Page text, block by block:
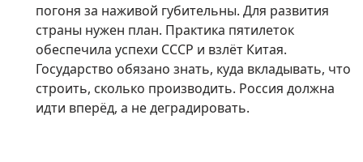
погоня за наживой губительны. Для развития
страны нужен план. Практика пятилеток
обеспечила успехи СССР и взлёт Китая.
Государство обязано знать, куда вкладывать, что
строить, сколько производить. Россия должна
идти вперёд, а не деградировать.